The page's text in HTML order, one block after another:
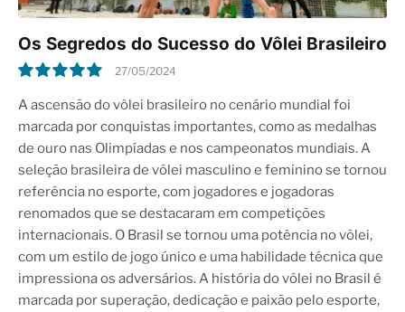
Os Segredos do Sucesso do Vôlei Brasileiro
10.0
27/05/2024
A ascensão do vôlei brasileiro no cenário mundial foi
marcada por conquistas importantes, como as medalhas
de ouro nas Olimpíadas e nos campeonatos mundiais. A
seleção brasileira de vôlei masculino e feminino se tornou
referência no esporte, com jogadores e jogadoras
renomados que se destacaram em competições
internacionais. O Brasil se tornou uma potência no vôlei,
com um estilo de jogo único e uma habilidade técnica que
impressiona os adversários. A história do vôlei no Brasil é
marcada por superação, dedicação e paixão pelo esporte,